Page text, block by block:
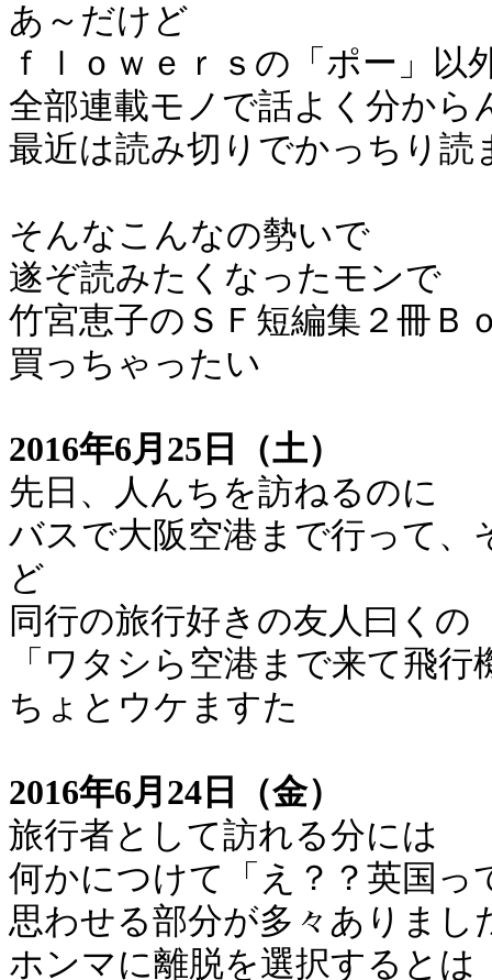
あ～だけど
ｆｌｏｗｅｒｓの「ポー」以
全部連載モノで話よく分か
最近は読み切りでかっちり
そんなこんなの勢いで
遂ぞ読みたくなったモンで
竹宮恵子のＳＦ短編集２冊
買っちゃったい
2016年6月25日（土）
先日、人んちを訪ねるのに
バスで大阪空港まで行って
ど
同行の旅行好きの友人曰くの
「ワタシら空港まで来て飛
ちょとウケますた
2016年6月24日（金）
旅行者として訪れる分には
何かにつけて「え？？英国っ
思わせる部分が多々ありまし
ホンマに離脱を選択するとは